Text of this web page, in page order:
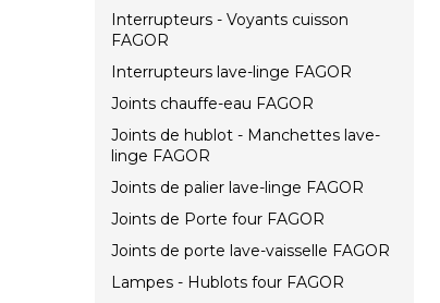
Interrupteurs - Voyants cuisson
FAGOR
Interrupteurs lave-linge FAGOR
Joints chauffe-eau FAGOR
Joints de hublot - Manchettes lave-
linge FAGOR
Joints de palier lave-linge FAGOR
Joints de Porte four FAGOR
Joints de porte lave-vaisselle FAGOR
Lampes - Hublots four FAGOR